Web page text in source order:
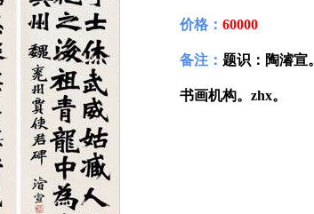
价格： 60000
备注： 题识：陶濬宣
书画机构。zhx。